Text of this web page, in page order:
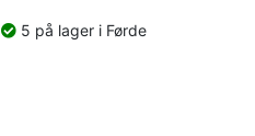
5 på lager i Førde